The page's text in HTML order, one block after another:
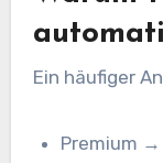
Ein häufiger
Premium